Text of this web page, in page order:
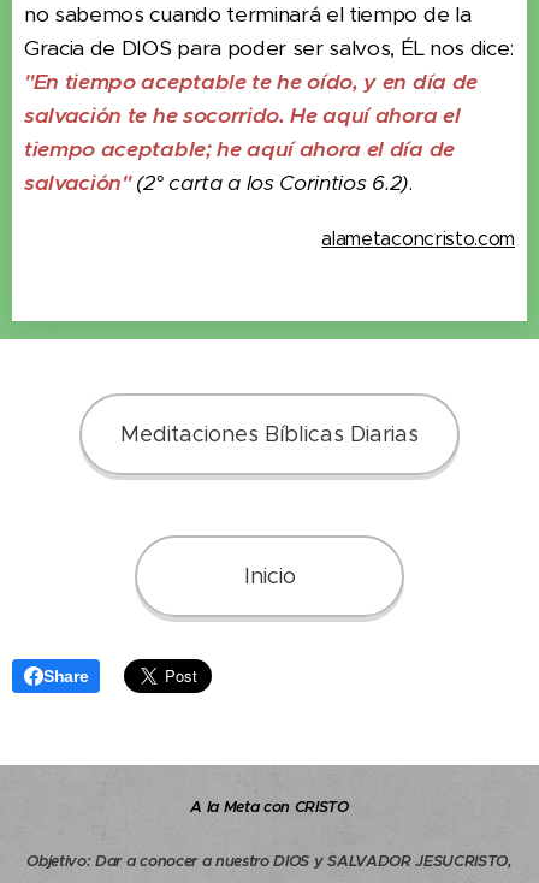
no sabemos cuando terminará el tiempo de la
Gracia de DIOS para poder ser salvos, ÉL nos dice:
"En tiempo aceptable te he oído, y en día de
salvación te he socorrido. He aquí ahora el
tiempo aceptable; he aquí ahora el día de
salvación"(2° carta a los Corintios 6.2).
alametaconcristo.com
Meditaciones Bíblicas Diarias
Inicio
Share
A la Meta con CRISTO
Objetivo:Dar a conocer a nuestro DIOS y SALVADOR JESUCRISTO,